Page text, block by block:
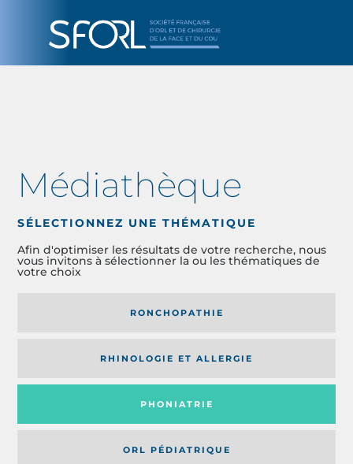
Médiathèque
SÉLECTIONNEZ UNE THÉMATIQUE
Afin d'optimiser les résultats de votre recherche, nous
vous invitons à sélectionner la ou les thématiques de
votre choix
RONCHOPATHIE
RHINOLOGIE ET ALLERGIE
PHONIATRIE
ORL PÉDIATRIQUE